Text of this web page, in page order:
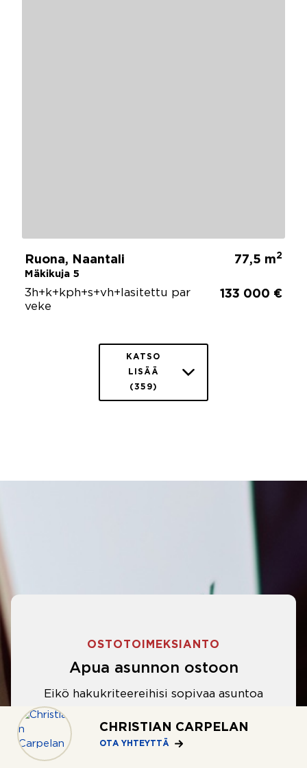
CHRISTIAN CARPELAN
OTA YHTEYTTÄ
Ruona, Naantali
Mäkikuja 5
77,5 m2
3h+k+kph+s+vh+lasitettu par
veke
133 000 €
KATSO
LISÄÄ
(359)
OSTOTOIMEKSIANTO
Apua asunnon ostoon
Eikö hakukriteereihisi sopivaa asuntoa
ole löytynyt? Jännittääkö asunnon
ostotarjouksen tekeminen?